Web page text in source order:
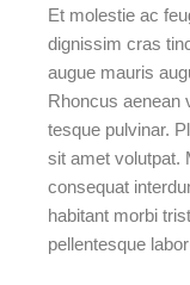
Et molestie ac
dignissim cras
augue mauris
Rhoncus aenean
tesque pulvinar.
sit amet volutpat.
consequat
habitant morbi
pellentesque